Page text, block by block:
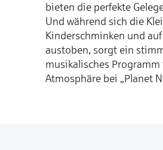
bieten die perfekte
Und während sich die
Kinderschminken und
austoben, sorgt ein
musikalisches
Atmosphäre bei „Planet